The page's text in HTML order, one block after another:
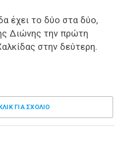
έχει το δύο στα δύο,
Διώνης την πρώτη
στην δεύτερη.
ΓΙΑ ΣΧΌΛΙΟ